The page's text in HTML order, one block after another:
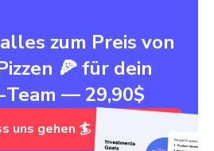
zum Preis von
🍕 für dein
— 29,90$
uns gehen 🏄